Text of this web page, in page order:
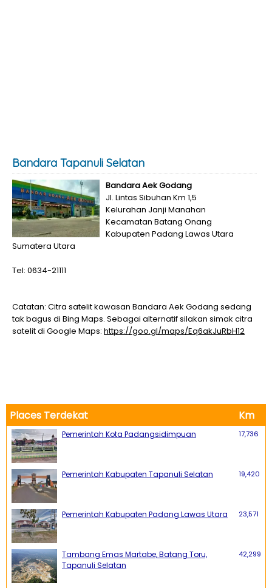
Bandara Tapanuli Selatan
Bandara Aek Godang
Jl. Lintas Sibuhan Km 1,5
Kelurahan Janji Manahan
Kecamatan Batang Onang
Kabupaten Padang Lawas Utara
Sumatera Utara
Tel: 0634-21111
Catatan: Citra satelit kawasan Bandara Aek Godang sedang
tak bagus di Bing Maps. Sebagai alternatif silakan simak citra
satelit di Google Maps: https://goo.gl/maps/Eq6akJuRbH12
Places Terdekat Km
Pemerintah Kota Padangsidimpuan 17,736
Pemerintah Kabupaten Tapanuli Selatan 19,420
Pemerintah Kabupaten Padang Lawas Utara 23,571
Tambang Emas Martabe, Batang Toru,
Tapanuli Selatan
42,299